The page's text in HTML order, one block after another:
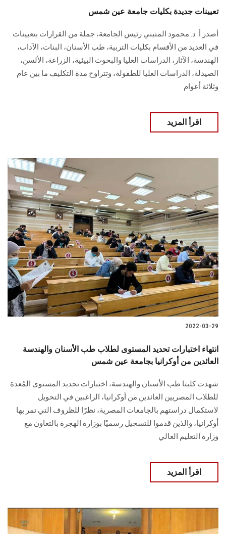
تعيينات جديدة بكليات جامعة عين شمس
أصدر أ. د. محمود المتيني رئيس الجامعة، جملة من القرارات بتعيينات
في العديد من الأقسام بكليات التربية، طب الأسنان، البنات، الآداب،
الهندسة، الآثار، الدراسات العليا والبحوث البيئية، الزراعة، الألسن،
الصيدلة، الدراسات العليا للطفولة، وتتراوح مدة التكليف ما بين عام
وثلاثة أعوام
اقرأ المزيد
2022-03-29
انتهاء اختبارات تحديد المستوى لطلاب طب الأسنان والهندسة
العائدين من أوكرانيا بجامعة عين شمس
شهدت كليتا طب الأسنان والهندسة، اختبارات تحديد المستوى المُعدة
للطلاب المصريين العائدين من أوكرانيا، الراغبين في التحويل
لاستكمال دراستهم بالجامعات المصرية، نظرًا للظروف التي تمر بها
أوكرانيا، والذين قدموا للتسجيل رسميًا بوزارة الهجرة بالتعاون مع
وزارة التعليم العالي
اقرأ المزيد